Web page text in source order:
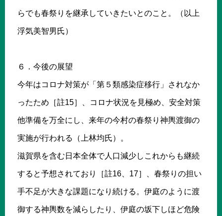
らでも春祭りを継承していきたいとのこと。（以上
浮気美智男氏）
６．今後の展望
今年はコロナ対策が「第５類感染症移行」されなか
ったため［註15］、コロナ状況を見極め、安全対策
他準備を万全にし、来年の今村の春祭り神輿渡御の
実施が行われる（上林均氏）。
滋賀県を含む日本全体で人口減少しこれからも継続
すると予想されており［註16、17］、春祭りの担い
手不足が大きな課題になり続ける。伊庭のように渡
御する神輿数を減らしたり、伊庭の坂下しほど危険